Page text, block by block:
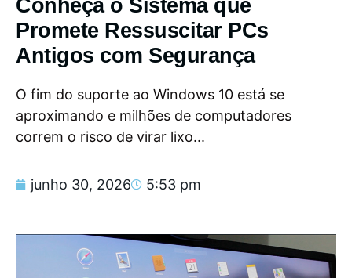
Conheça o Sistema que
Promete Ressuscitar PCs
Antigos com Segurança
O fim do suporte ao Windows 10 está se
aproximando e milhões de computadores
correm o risco de virar lixo...
junho 30, 2026 5:53 pm